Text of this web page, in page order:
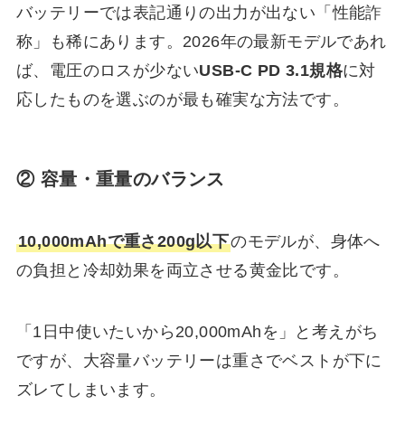
バッテリーでは表記通りの出力が出ない「性能詐
称」も稀にあります。2026年の最新モデルであれ
ば、電圧のロスが少ないUSB-C PD 3.1規格に対
応したものを選ぶのが最も確実な方法です。
② 容量・重量のバランス
10,000mAhで重さ200g以下のモデルが、身体へ
の負担と冷却効果を両立させる黄金比です。
「1日中使いたいから20,000mAhを」と考えがち
ですが、大容量バッテリーは重さでベストが下に
ズレてしまいます。